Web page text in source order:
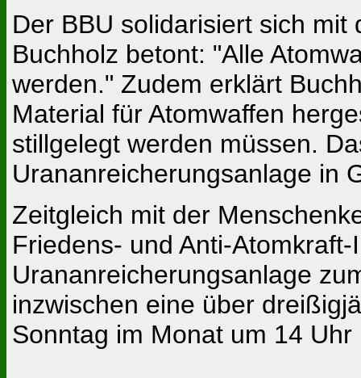
Der BBU solidarisiert sich
Buchholz betont: "Alle
werden." Zudem erklärt
Material für Atomwaffen
stillgelegt werden müssen.
Urananreicherungsanlage in
Zeitgleich mit der
Friedens- und Anti-
Urananreicherungsanlage
inzwischen eine über
Sonntag im Monat um 14